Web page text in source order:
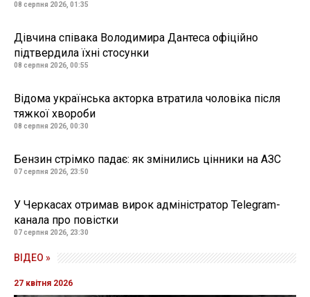
08 серпня 2026, 01:35
Дівчина співака Володимира Дантеса офіційно
підтвердила їхні стосунки
08 серпня 2026, 00:55
Відома українська акторка втратила чоловіка після
тяжкої хвороби
08 серпня 2026, 00:30
Бензин стрімко падає: як змінились цінники на АЗС
07 серпня 2026, 23:50
У Черкасах отримав вирок адміністратор Telegram-
канала про повістки
07 серпня 2026, 23:30
ВІДЕО »
27 квітня 2026